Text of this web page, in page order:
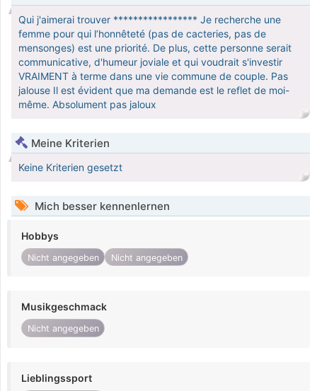
Qui j'aimerai trouver ***************** Je recherche une
femme pour qui l’honnêteté (pas de cacteries, pas de
mensonges) est une priorité. De plus, cette personne serait
communicative, d'humeur joviale et qui voudrait s'investir
VRAIMENT à terme dans une vie commune de couple. Pas
jalouse Il est évident que ma demande est le reflet de moi-
même. Absolument pas jaloux
Meine Kriterien
Keine Kriterien gesetzt
Mich besser kennenlernen
Hobbys
Nicht angegeben Nicht angegeben
Musikgeschmack
Nicht angegeben
Lieblingssport